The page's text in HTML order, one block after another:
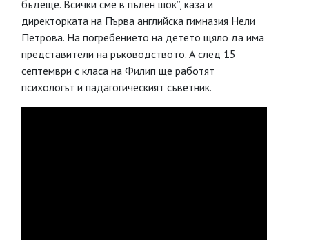
бъдеще. Всички сме в пълен шок”, каза и
директорката на Първа английска гимназия Нели
Петрова. На погребението на детето щяло да има
представители на ръководството. А след 15
септември с класа на Филип ще работят
психологът и падагогическият съветник.